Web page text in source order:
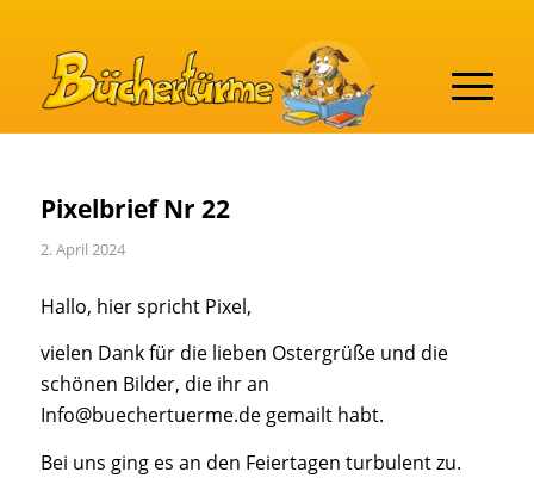
Pixelbrief Nr 22
2. April 2024
Hallo, hier spricht Pixel,
vielen Dank für die lieben Ostergrüße und die
schönen Bilder, die ihr an
Info@buechertuerme.de gemailt habt.
Bei uns ging es an den Feiertagen turbulent zu.